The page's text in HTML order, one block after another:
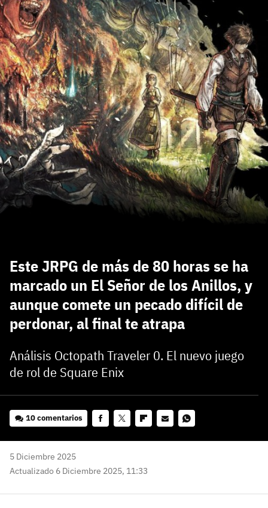
Este JRPG de más de 80 horas se ha
marcado un El Señor de los Anillos, y
aunque comete un pecado difícil de
perdonar, al final te atrapa
Análisis Octopath Traveler 0. El nuevo juego
de rol de Square Enix
10 comentarios
5 Diciembre 2025
Actualizado 6 Diciembre 2025, 11:33
Entra con Google
¿Todavía no tienes cuenta?
Regístrate gratis
El inicio de sesión con Facebook ya no está
disponible, pero puedes seguir usando tu cuenta
de 3DJuegos:
Recupera tu acceso con Facebook
Se usa para la dirección de tu página de usuario.
Piénsalo bien porque no podrás cambiarlo. Mínimo 3
caracteres, se pueden usar números (no como
carácter inicial), pero no mayúsculas, espacios, tildes
o caracteres especiales.
He leído y acepto lapolitica de privacidad y
de participación
Registrarse en 3DJuegos
Entra con Google
Entra en 3DJuegos